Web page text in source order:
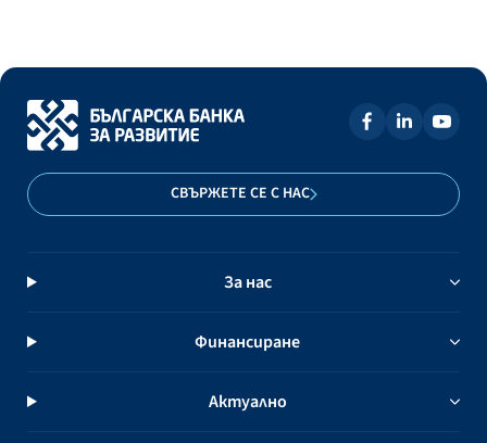
СВЪРЖЕТЕ СЕ С НАС
За нас
Финансиране
Актуално